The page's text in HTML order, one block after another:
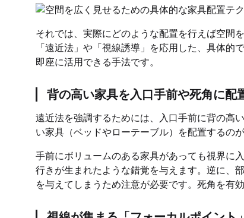
それでは、実際にどのような配置を行えば空間
「遠近法」や「視線誘導」を応用した、具体
即座に活用できる手法です。
背の高い家具を入口手前や死角に配
遠近法を強調するためには、入口手前に背の高
い家具（ベッドやローテーブル）を配置するのが
手前にボリュームのある家具があっても視界に
行きが生まれたような錯覚を与えます。逆に、
を与えてしまうため注意が必要です。死角を有